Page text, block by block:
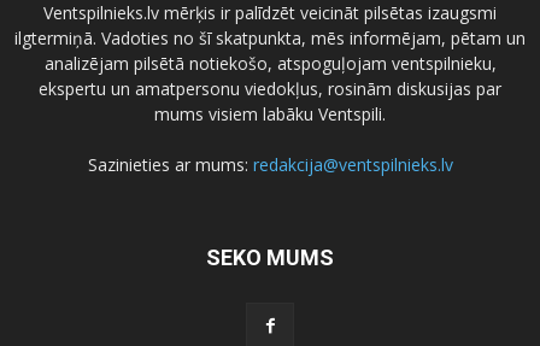
Ventspilnieks.lv mērķis ir palīdzēt veicināt pilsētas izaugsmi
ilgtermiņā. Vadoties no šī skatpunkta, mēs informējam, pētam un
analizējam pilsētā notiekošo, atspoguļojam ventspilnieku,
ekspertu un amatpersonu viedokļus, rosinām diskusijas par
mums visiem labāku Ventspili.
Sazinieties ar mums: redakcija@ventspilnieks.lv
SEKO MUMS